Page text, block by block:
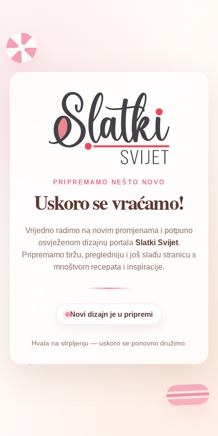
✦
PRIPREMAMO NEŠTO NOVO
Uskoro se vraćamo!
Vrijedno radimo na novim promjenama i potpuno
osvježenom dizajnu portala Slatki Svijet.
Pripremamo bržu, pregledniju i još slađu stranicu s
mnoštvom recepata i inspiracije.
Novi dizajn je u pripremi
Hvala na strpljenju — uskoro se ponovno družimo.